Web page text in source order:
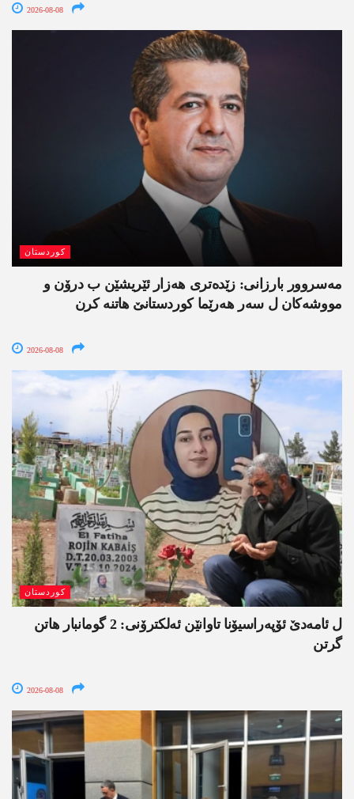
2026-08-08
کوردستان
مەسروور بارزانی: زێدەتری ھەزار ئێریشێن ب درۆن و
مووشەکان ل سەر ھەرێما کوردستانێ ھاتنە کرن
2026-08-08
کوردستان
ل ئامەدێ ئۆپەراسیۆنا تاوانێن ئەلکترۆنی: 2 گومانبار ھاتن
گرتن
2026-08-08